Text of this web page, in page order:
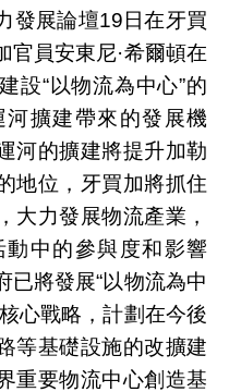
發展論壇19日在牙買
官員安東尼·希爾頓在
設“以物流為中心”的
擴建帶來的發展機
河的擴建將提升加勒
地位，牙買加將抓住
大力發展物流產業，
中的參與度和影響
已將發展“以物流為中
心戰略，計劃在今後
等基礎設施的改擴建
重要物流中心創造基